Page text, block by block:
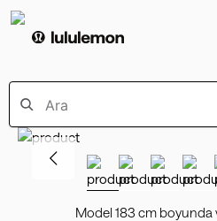
Model 183 cm boyunda